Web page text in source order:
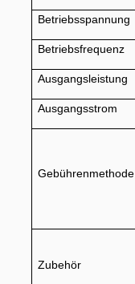
Betriebsspannung
Betriebsfrequenz
Ausgangsleistung
Ausgangsstrom
Gebührenmethode
Zubehör